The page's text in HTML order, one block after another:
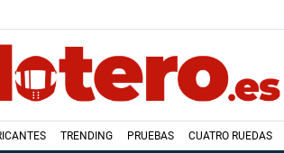
TRENDING PRUEBAS CUATRO RUEDAS